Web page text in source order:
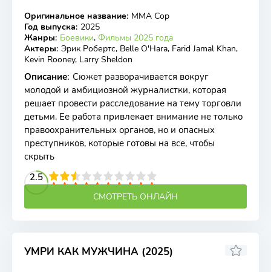
WEB-DL
Оригинальное название: MMA Cop
Год выпуска: 2025
Жанры: Боевики, Фильмы 2025 года
Актеры: Эрик Робертс, Belle O'Hara, Farid Jamal Khan,
Kevin Rooney, Larry Sheldon
Описание: Сюжет разворачивается вокруг
молодой и амбициозной журналистки, которая
решает провести расследование на тему торговли
детьми. Ее работа привлекает внимание не только
правоохранительных органов, но и опасных
преступников, которые готовы на все, чтобы
скрыть
2.5
4 5 6 7 8 9 10
СМОТРЕТЬ ОНЛАЙН
УМРИ КАК МУЖЧИНА (2025)